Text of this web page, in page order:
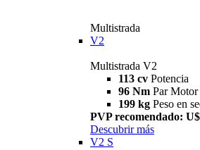
Multistrada
V2
Multistrada V2
113 cv Potencia
96 Nm Par Motor
199 kg Peso en
PVP recomendado:
Descubrir más
V2 S